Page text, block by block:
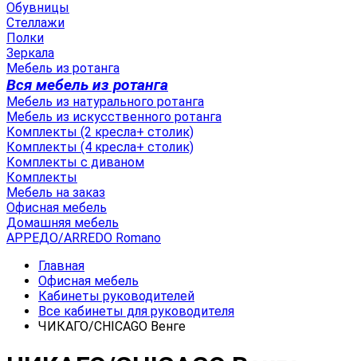
Обувницы
Стеллажи
Полки
Зеркала
Мебель из ротанга
Вся мебель из ротанга
Мебель из натурального ротанга
Мебель из искусственного ротанга
Комплекты (2 кресла+ столик)
Комплекты (4 кресла+ столик)
Комплекты с диваном
Комплекты
Мебель на заказ
Офисная мебель
Домашняя мебель
АРРЕДО/ARREDO Romano
Главная
Офисная мебель
Кабинеты руководителей
Все кабинеты для руководителя
ЧИКАГО/CHICAGO Венге